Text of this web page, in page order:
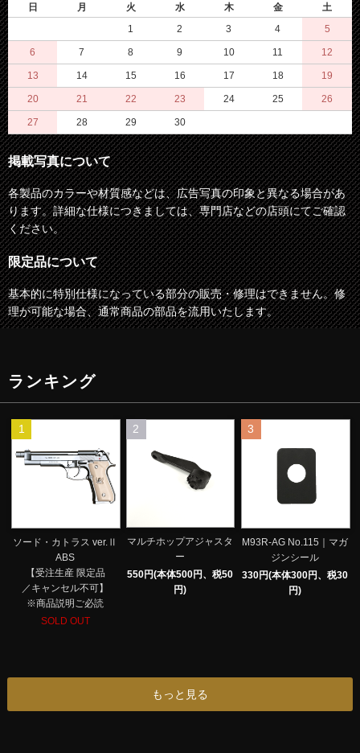
日 月 火 水 木 金
土
1
2 3 4 5
6 7 8 9 10 11 12
13 14 15 16 17 18 19
20 21 22 23 24 25 26
27 28 29 30
掲載写真について
各製品のカラーや材質感などは、広告写真の印象と異なる場合があ
ります。詳細な仕様につきましては、専門店などの店頭にてご確認
ください。
限定品について
基本的に特別仕様になっている部分の販売・修理はできません。修
理が可能な場合、通常商品の部品を流用いたします。
ランキング
1
ソード・カトラス ver.Ⅱ
ABS
【受注生産 限定品
／キャンセル不可】
※商品説明ご必読
SOLD OUT
2
マルチホップアジャスタ
ー
550円(本体500円、税50
円)
3
M93R-AG No.115｜マガ
ジンシール
330円(本体300円、税30
円)
もっと見る